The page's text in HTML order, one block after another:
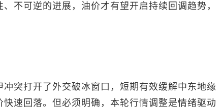
不可逆的进展，油价才有望开启持续回调趋势，
突打开了外交破冰窗口，短期有效缓解中东地缘
速回落。但必须明确，本轮行情调整是情绪驱动